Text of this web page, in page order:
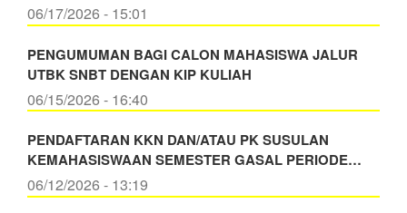
06/17/2026 - 15:01
PENGUMUMAN BAGI CALON MAHASISWA JALUR
UTBK SNBT DENGAN KIP KULIAH
06/15/2026 - 16:40
PENDAFTARAN KKN DAN/ATAU PK SUSULAN
KEMAHASISWAAN SEMESTER GASAL PERIODE…
06/12/2026 - 13:19